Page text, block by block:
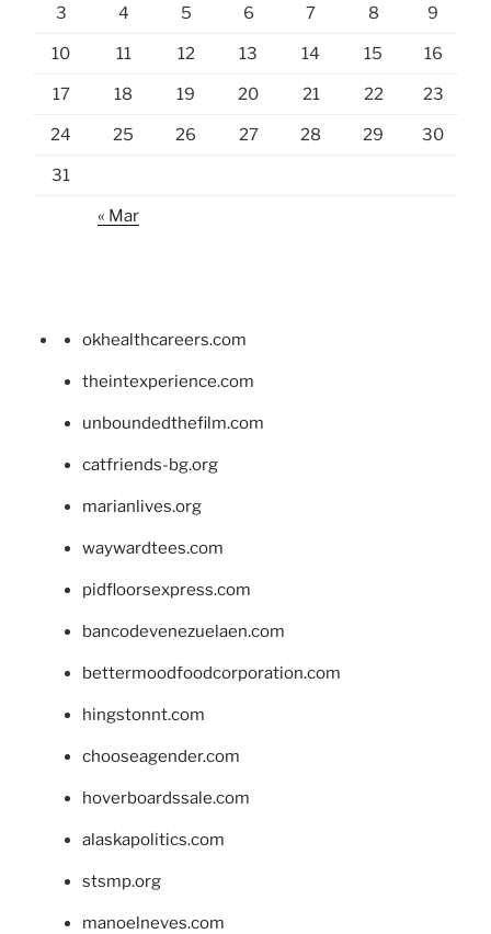
3 4 5 6 7 8 9
10 11 12 13 14 15 16
17 18 19 20 21 22 23
24 25 26 27 28 29 30
31
« Mar
okhealthcareers.com
theintexperience.com
unboundedthefilm.com
catfriends-bg.org
marianlives.org
waywardtees.com
pidfloorsexpress.com
bancodevenezuelaen.com
bettermoodfoodcorporation.com
hingstonnt.com
chooseagender.com
hoverboardssale.com
alaskapolitics.com
stsmp.org
manoelneves.com